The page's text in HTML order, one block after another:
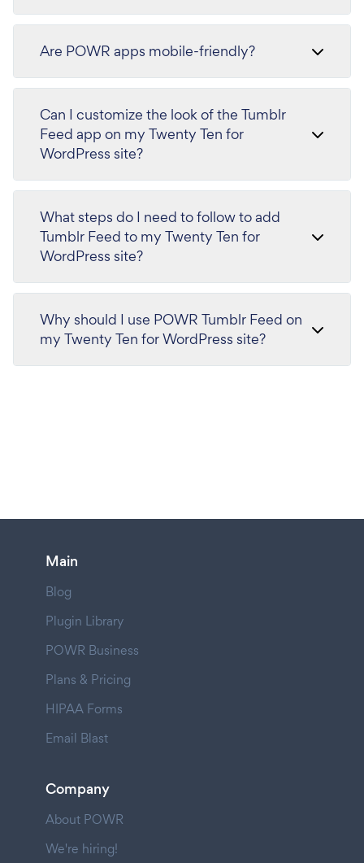
Are POWR apps mobile-friendly?
Can I customize the look of the Tumblr
Feed app on my Twenty Ten for
WordPress site?
What steps do I need to follow to add
Tumblr Feed to my Twenty Ten for
WordPress site?
Why should I use POWR Tumblr Feed on
my Twenty Ten for WordPress site?
Main
Blog
Plugin Library
POWR Business
Plans & Pricing
HIPAA Forms
Email Blast
Company
About POWR
We're hiring!